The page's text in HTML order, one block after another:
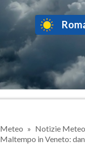
Meteo
Notizie Meteo
Maltempo in Veneto: